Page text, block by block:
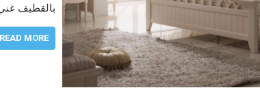
بالقطيف
READ MORE